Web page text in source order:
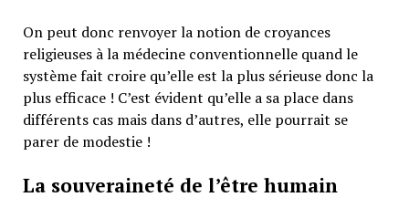
On peut donc renvoyer la notion de croyances
religieuses à la médecine conventionnelle quand le
système fait croire qu’elle est la plus sérieuse donc la
plus efficace ! C’est évident qu’elle a sa place dans
différents cas mais dans d’autres, elle pourrait se
parer de modestie !
La souveraineté de l’être humain